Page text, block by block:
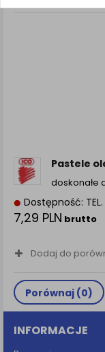
Pastele
doskonałe
Dostępność: TEL.
7,29 PLN brutto
Dodaj do
Porównaj (0)
INFORMACJE
Jeśli nie
informacje o
znajdziesz
prywatności
W przypadku
umożliwić
związane z tym
www, a w
zamówienia
Państwu
cenach
wcześniejsza
zakładania konta.
Każda Państwa
dowolnym
Polityka
Lista